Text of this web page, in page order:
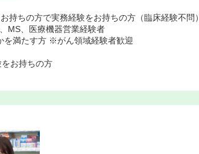
持ちの方で実務経験をお持ちの方（臨床経験不問）
MS、医療機器営業経験者
を満たす方 ※がん領域経験者歓迎
お持ちの方